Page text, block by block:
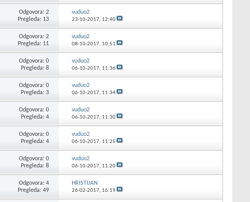
Odgovora: 2
Pregleda: 13
vuduo2
23-10-2017, 12:40
Odgovora: 2
Pregleda: 11
vuduo2
08-10-2017, 10:51
Odgovora: 0
Pregleda: 8
vuduo2
06-10-2017, 11:36
Odgovora: 0
Pregleda: 3
vuduo2
06-10-2017, 11:34
Odgovora: 0
Pregleda: 4
vuduo2
06-10-2017, 11:30
Odgovora: 0
Pregleda: 4
vuduo2
06-10-2017, 11:25
Odgovora: 0
Pregleda: 8
vuduo2
06-10-2017, 11:20
Odgovora: 4
Pregleda: 49
HRISTIJAN
26-02-2017, 16:19